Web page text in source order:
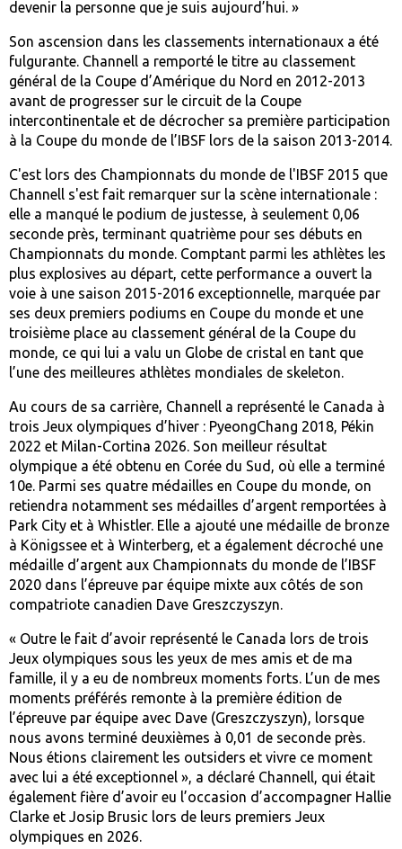
devenir la personne que je suis aujourd’hui. »
Son ascension dans les classements internationaux a été
fulgurante. Channell a remporté le titre au classement
général de la Coupe d’Amérique du Nord en 2012-2013
avant de progresser sur le circuit de la Coupe
intercontinentale et de décrocher sa première participation
à la Coupe du monde de l’IBSF lors de la saison 2013-2014.
C'est lors des Championnats du monde de l'IBSF 2015 que
Channell s'est fait remarquer sur la scène internationale :
elle a manqué le podium de justesse, à seulement 0,06
seconde près, terminant quatrième pour ses débuts en
Championnats du monde. Comptant parmi les athlètes les
plus explosives au départ, cette performance a ouvert la
voie à une saison 2015-2016 exceptionnelle, marquée par
ses deux premiers podiums en Coupe du monde et une
troisième place au classement général de la Coupe du
monde, ce qui lui a valu un Globe de cristal en tant que
l’une des meilleures athlètes mondiales de skeleton.
Au cours de sa carrière, Channell a représenté le Canada à
trois Jeux olympiques d’hiver : PyeongChang 2018, Pékin
2022 et Milan-Cortina 2026. Son meilleur résultat
olympique a été obtenu en Corée du Sud, où elle a terminé
10e. Parmi ses quatre médailles en Coupe du monde, on
retiendra notamment ses médailles d’argent remportées à
Park City et à Whistler. Elle a ajouté une médaille de bronze
à Königssee et à Winterberg, et a également décroché une
médaille d’argent aux Championnats du monde de l’IBSF
2020 dans l’épreuve par équipe mixte aux côtés de son
compatriote canadien Dave Greszczyszyn.
« Outre le fait d’avoir représenté le Canada lors de trois
Jeux olympiques sous les yeux de mes amis et de ma
famille, il y a eu de nombreux moments forts. L’un de mes
moments préférés remonte à la première édition de
l’épreuve par équipe avec Dave (Greszczyszyn), lorsque
nous avons terminé deuxièmes à 0,01 de seconde près.
Nous étions clairement les outsiders et vivre ce moment
avec lui a été exceptionnel », a déclaré Channell, qui était
également fière d’avoir eu l’occasion d’accompagner Hallie
Clarke et Josip Brusic lors de leurs premiers Jeux
olympiques en 2026.